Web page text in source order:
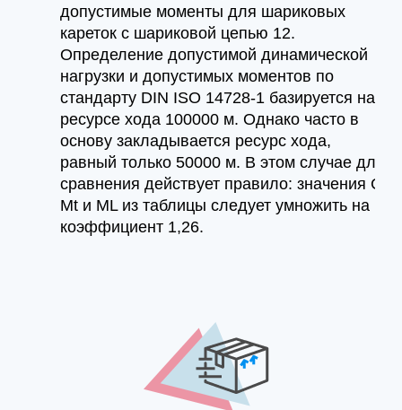
допустимые моменты для шариковых
кареток с шариковой цепью 12.
Определение допустимой динамической
нагрузки и допустимых моментов по
стандарту DIN ISO 14728-1 базируется на
ресурсе хода 100000 м. Однако часто в
основу закладывается ресурс хода,
равный только 50000 м. В этом случае для
сравнения действует правило: значения C,
Mt и ML из таблицы следует умножить на
коэффициент 1,26.